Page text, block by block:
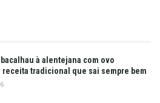
à alentejana com ovo
tradicional que sai sempre bem